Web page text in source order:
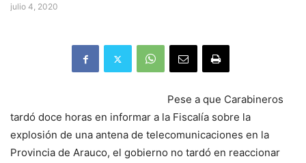
julio 4, 2020
Pese a que Carabineros
tardó doce horas en informar a la Fiscalía sobre la
explosión de una antena de telecomunicaciones en la
Provincia de Arauco, el gobierno no tardó en reaccionar